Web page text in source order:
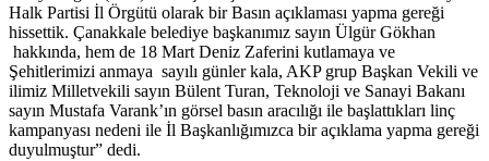
Halk Partisi İl Örgütü olarak bir Basın açıklaması yapma gereği
hissettik. Çanakkale belediye başkanımız sayın Ülgür Gökhan
hakkında, hem de 18 Mart Deniz Zaferini kutlamaya ve
Şehitlerimizi anmaya sayılı günler kala, AKP grup Başkan Vekili ve
ilimiz Milletvekili sayın Bülent Turan, Teknoloji ve Sanayi Bakanı
sayın Mustafa Varank’ın görsel basın aracılığı ile başlattıkları linç
kampanyası nedeni ile İl Başkanlığımızca bir açıklama yapma gereği
duyulmuştur” dedi.